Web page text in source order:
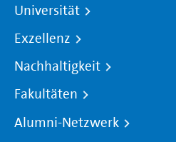
Universität
Exzellenz
Nachhaltigkeit
Fakultäten
Alumni-Netzwerk